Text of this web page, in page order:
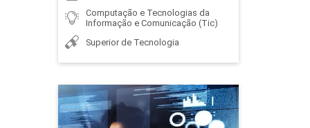
48
BANCO DE DADOS
Computação e Tecnologias da
Informação e Comunicação (Tic)
Superior de Tecnologia
Análise e Desenvolvimento
de Sistemas